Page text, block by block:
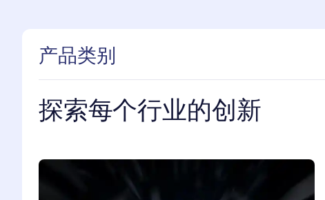
产品类别
探索每个行业的创新